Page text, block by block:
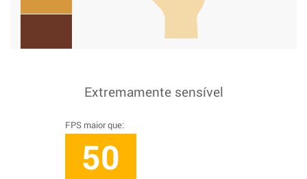
Extremamente sensível
FPS maior que:
50